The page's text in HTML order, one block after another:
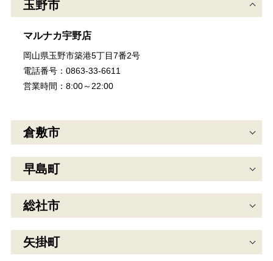
玉野市
マルナカ宇野店
岡山県玉野市築港5丁目7番2号
電話番号：0863-33-6611
営業時間：8:00～22:00
倉敷市
早島町
総社市
矢掛町